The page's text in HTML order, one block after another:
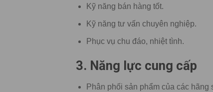
Kỹ năng bán hàng tốt.
Kỹ năng tư vấn chuyên nghiệp.
Phục vụ chu đáo, nhiệt tình.
3. Năng lực cung cấp
Phân phối sản phẩm của các